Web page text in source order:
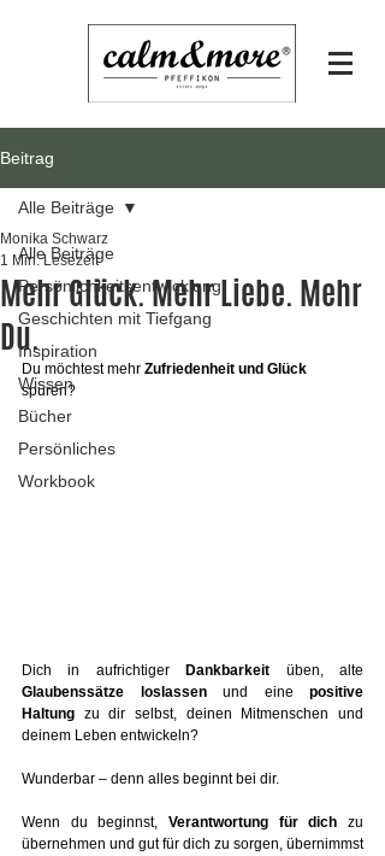
Beitrag
Alle Beiträge
Persönlichkeitsentwicklung
Geschichten mit Tiefgang
Inspiration
Wissen
Bücher
Persönliches
Workbook
Alle Beiträge
Mehr Glück. Mehr Liebe. Mehr
Du.
Monika Schwarz
1 Min. Lesezeit
Du möchtest mehr Zufriedenheit und Glück
spüren?
Dich in aufrichtiger Dankbarkeit
Glaubenssätze loslassen und eine positive
Haltung zu dir selbst, deinen Mitmenschen und
deinem Leben entwickeln?
Wunderbar – denn alles beginnt bei dir.
Wenn du beginnst, Verantwortung für dich zu
übernehmen und gut für dich zu sorgen, übernimmst